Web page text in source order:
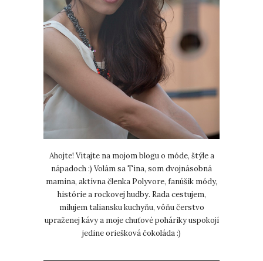
Ahojte! Vitajte na mojom blogu o móde, štýle a
nápadoch :) Volám sa Tina, som dvojnásobná
mamina, aktívna členka Polyvore, fanúšik módy,
histórie a rockovej hudby. Rada cestujem,
milujem taliansku kuchyňu, vôňu čerstvo
upraženej kávy a moje chuťové poháriky uspokojí
jedine oriešková čokoláda :)